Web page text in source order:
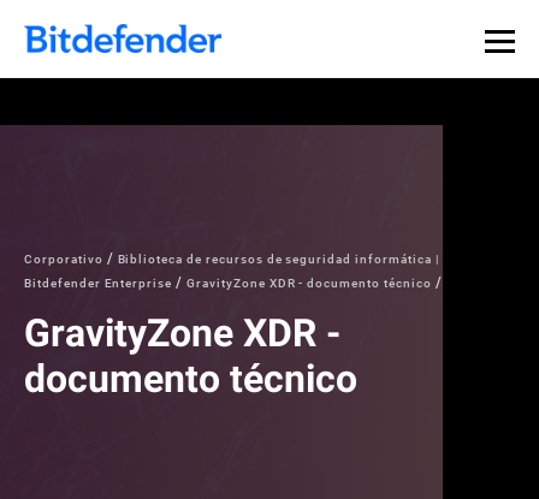
Corporativo
Biblioteca de recursos de seguridad informática |
Bitdefender Enterprise
GravityZone XDR - documento técnico
GravityZone XDR -
documento técnico